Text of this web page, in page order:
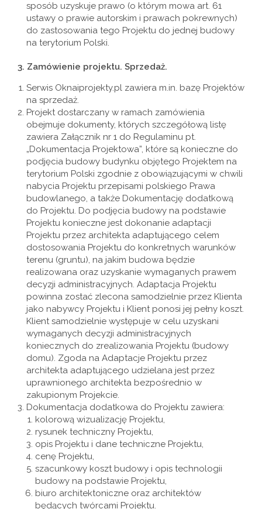
sposób uzyskuje prawo (o którym mowa art. 61
ustawy o prawie autorskim i prawach pokrewnych)
do zastosowania tego Projektu do jednej budowy
na terytorium Polski.
3. Zamówienie projektu. Sprzedaż.
Serwis Oknaiprojekty.pl zawiera m.in. bazę Projektów
na sprzedaż.
Projekt dostarczany w ramach zamówienia
obejmuje dokumenty, których szczegółową listę
zawiera Załącznik nr 1 do Regulaminu pt.
„Dokumentacja Projektowa”, które są konieczne do
podjęcia budowy budynku objętego Projektem na
terytorium Polski zgodnie z obowiązującymi w chwili
nabycia Projektu przepisami polskiego Prawa
budowlanego, a także Dokumentację dodatkową
do Projektu. Do podjęcia budowy na podstawie
Projektu konieczne jest dokonanie adaptacji
Projektu przez architekta adaptującego celem
dostosowania Projektu do konkretnych warunków
terenu (gruntu), na jakim budowa będzie
realizowana oraz uzyskanie wymaganych prawem
decyzji administracyjnych. Adaptacja Projektu
powinna zostać zlecona samodzielnie przez Klienta
jako nabywcy Projektu i Klient ponosi jej pełny koszt.
Klient samodzielnie występuje w celu uzyskani
wymaganych decyzji administracyjnych
koniecznych do zrealizowania Projektu (budowy
domu). Zgoda na Adaptacje Projektu przez
architekta adaptującego udzielana jest przez
uprawnionego architekta bezpośrednio w
zakupionym Projekcie.
Dokumentacja dodatkowa do Projektu zawiera:
kolorową wizualizację Projektu,
rysunek techniczny Projektu,
opis Projektu i dane techniczne Projektu,
cenę Projektu,
szacunkowy koszt budowy i opis technologii
budowy na podstawie Projektu,
biuro architektoniczne oraz architektów
będących twórcami Projektu.